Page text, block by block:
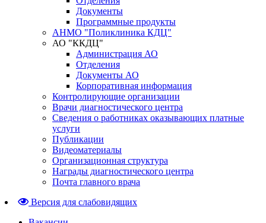
Документы
Программные продукты
АНМО "Поликлиника КДЦ"
АО "ККДЦ"
Администрация АО
Отделения
Документы АО
Корпоративная информация
Контролирующие организации
Врачи диагностического центра
Сведения о работниках оказывающих платные
услуги
Публикации
Видеоматериалы
Организационная структура
Награды диагностического центра
Почта главного врача
Версия для слабовидящих